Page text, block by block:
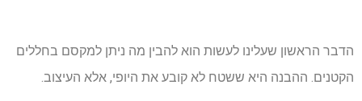
הדבר הראשון שעלינו לעשות הוא להבין מה ניתן למקסם בחללים
הקטנים. ההבנה היא ששטח לא קובע את היופי, אלא העיצוב.